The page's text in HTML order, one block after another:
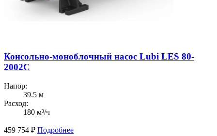
Консольно-моноблочный насос Lubi LES 80-
2002C
Напор:
39.5 м
Расход:
180 м³/ч
459 754 ₽ Подробнее